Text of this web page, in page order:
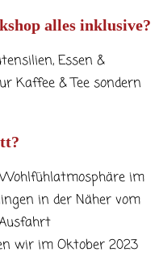
alles inklusive?
Essen &
Kaffee & Tee sondern
im
in der Näher vom
wir im Oktober 2023